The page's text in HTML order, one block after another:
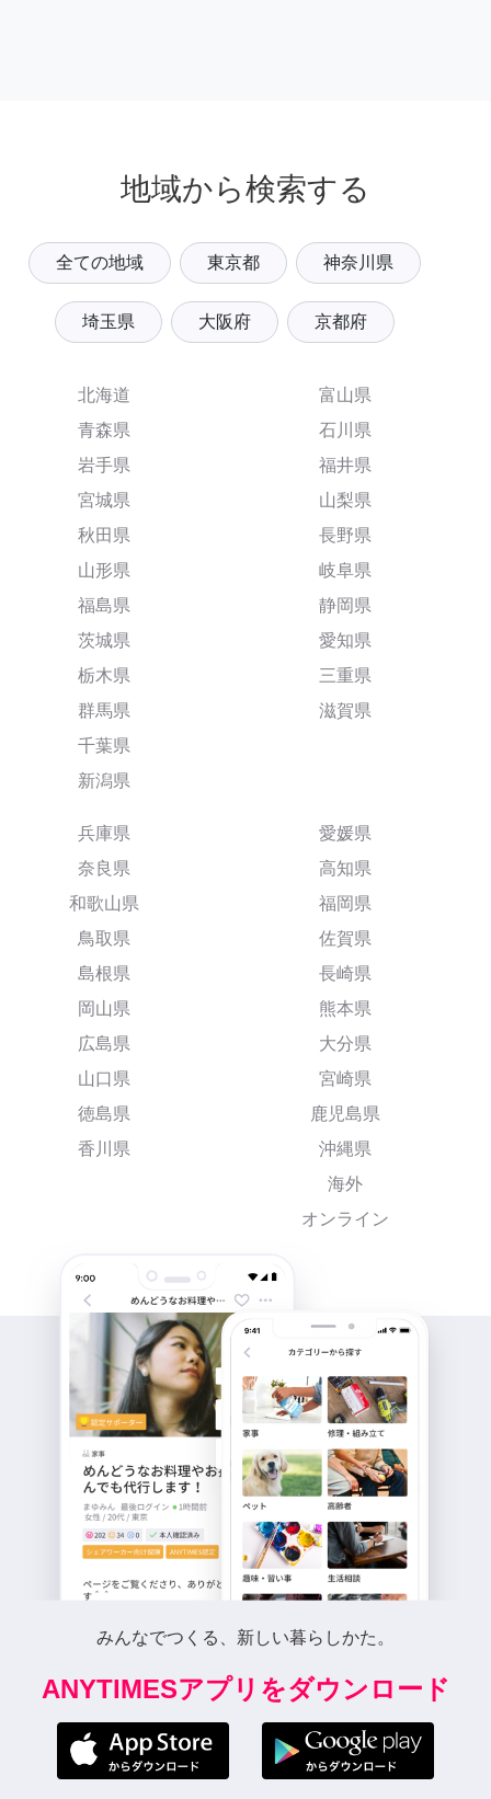
地域から検索する
全ての地域 東京都 神奈川県
埼玉県 大阪府 京都府
北海道
青森県
岩手県
宮城県
秋田県
山形県
福島県
茨城県
栃木県
群馬県
千葉県
新潟県
富山県
石川県
福井県
山梨県
長野県
岐阜県
静岡県
愛知県
三重県
滋賀県
兵庫県
奈良県
和歌山県
鳥取県
島根県
岡山県
広島県
山口県
徳島県
香川県
愛媛県
高知県
福岡県
佐賀県
長崎県
熊本県
大分県
宮崎県
鹿児島県
沖縄県
海外
オンライン
みんなでつくる、新しい暮らしかた。
ANYTIMESアプリをダウンロード